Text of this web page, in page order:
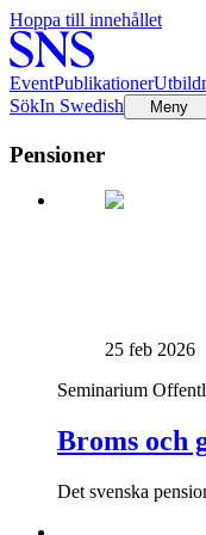
Hoppa till innehållet
EventPublikationer
SökIn Swedish Meny
Pensioner
25 feb 2026
Seminarium
Broms och
Det svenska